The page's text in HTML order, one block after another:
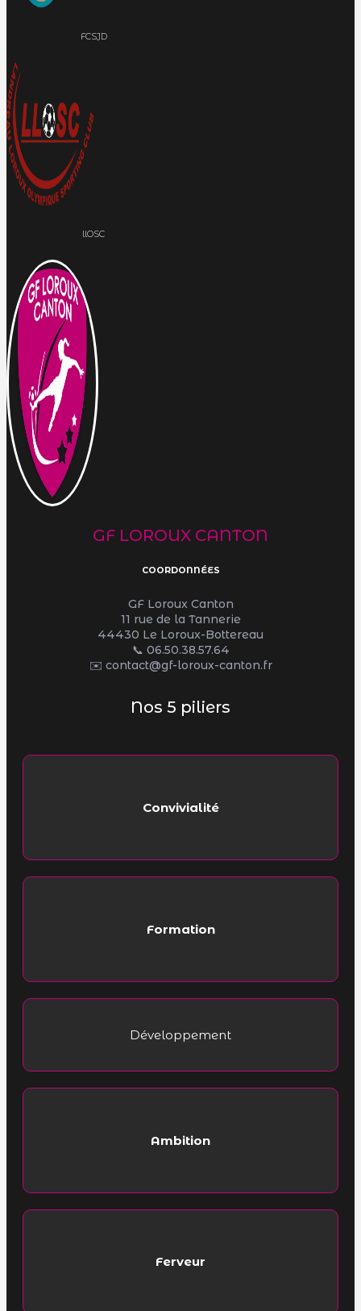
FCSJD
llOSC
GF LOROUX CANTON
COORDONNÉES
GF Loroux Canton
11 rue de la Tannerie
44430 Le Loroux-Bottereau
📞 06.50.38.57.64
✉️ contact@gf-loroux-canton.fr
Nos 5 piliers
Convivialité
Formation
Développement
Ambition
Ferveur